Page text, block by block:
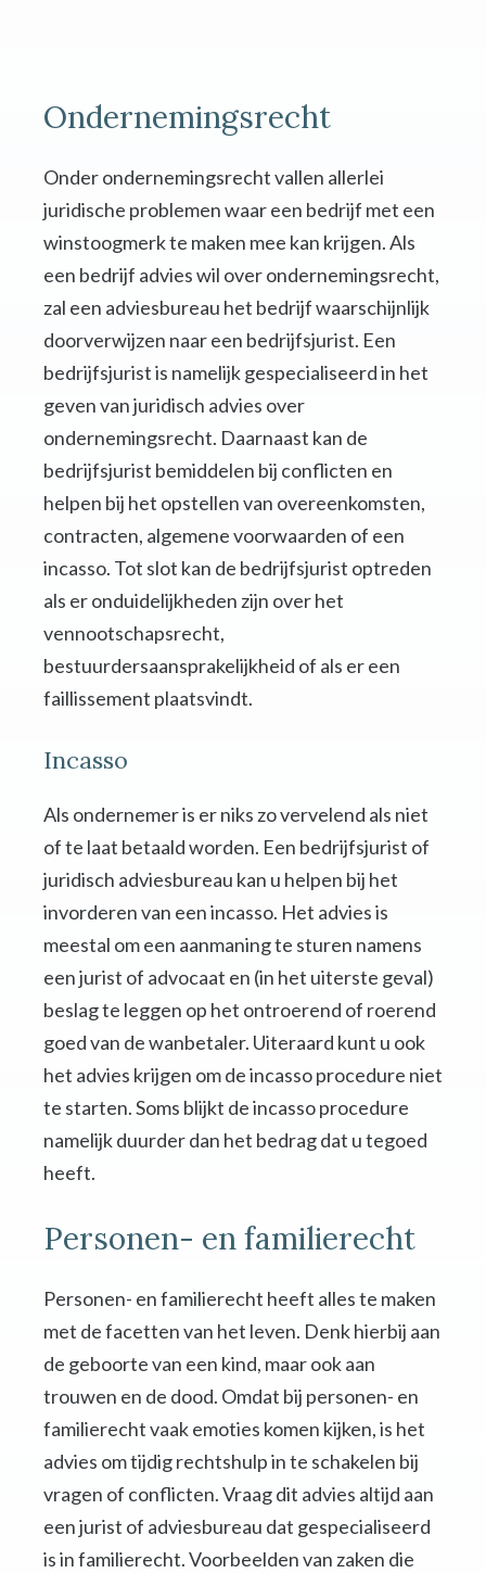
Ondernemingsrecht
Onder ondernemingsrecht vallen allerlei
juridische problemen waar een bedrijf met een
winstoogmerk te maken mee kan krijgen. Als
een bedrijf advies wil over ondernemingsrecht,
zal een adviesbureau het bedrijf waarschijnlijk
doorverwijzen naar een bedrijfsjurist. Een
bedrijfsjurist is namelijk gespecialiseerd in het
geven van juridisch advies over
ondernemingsrecht. Daarnaast kan de
bedrijfsjurist bemiddelen bij conflicten en
helpen bij het opstellen van overeenkomsten,
contracten, algemene voorwaarden of een
incasso. Tot slot kan de bedrijfsjurist optreden
als er onduidelijkheden zijn over het
vennootschapsrecht,
bestuurdersaansprakelijkheid of als er een
faillissement plaatsvindt.
Incasso
Als ondernemer is er niks zo vervelend als niet
of te laat betaald worden. Een bedrijfsjurist of
juridisch adviesbureau kan u helpen bij het
invorderen van een incasso. Het advies is
meestal om een aanmaning te sturen namens
een jurist of advocaat en (in het uiterste geval)
beslag te leggen op het ontroerend of roerend
goed van de wanbetaler. Uiteraard kunt u ook
het advies krijgen om de incasso procedure niet
te starten. Soms blijkt de incasso procedure
namelijk duurder dan het bedrag dat u tegoed
heeft.
Personen- en familierecht
Personen- en familierecht heeft alles te maken
met de facetten van het leven. Denk hierbij aan
de geboorte van een kind, maar ook aan
trouwen en de dood. Omdat bij personen- en
familierecht vaak emoties komen kijken, is het
advies om tijdig rechtshulp in te schakelen bij
vragen of conflicten. Vraag dit advies altijd aan
een jurist of adviesbureau dat gespecialiseerd
is in familierecht. Voorbeelden van zaken die